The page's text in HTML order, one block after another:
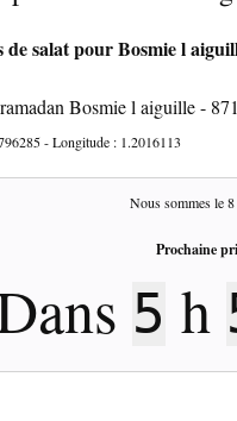
de salat pour Bosmie l
Bosmie l aiguille -
- Longitude : 1.2016113
Nous sommes le
Prochaine
5 h